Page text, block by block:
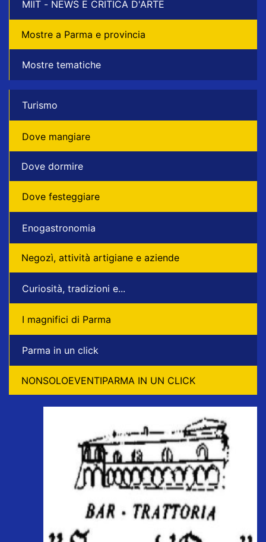
MIIT - NEWS E CRITICA D'ARTE
Mostre a Parma e provincia
Mostre tematiche
Turismo
Dove mangiare
Dove dormire
Dove festeggiare
Enogastronomia
Negozì, attività artigiane e aziende
Curiosità, tradizioni e...
I magnifici di Parma
Parma in un click
NONSOLOEVENTIPARMA IN UN CLICK